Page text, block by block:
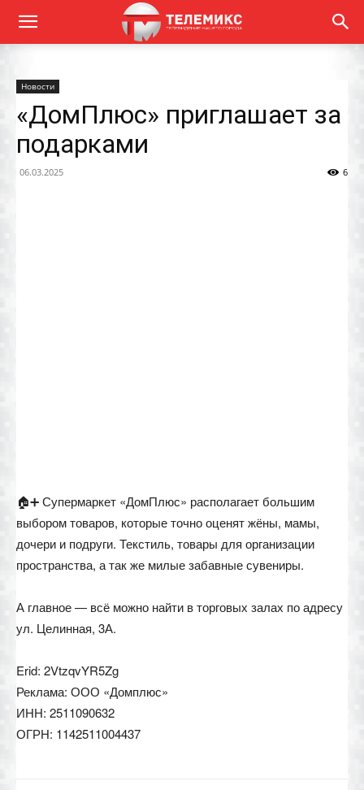
Новости
«ДомПлюс» приглашает за
подарками
06.03.2025 6
🏠➕ Супермаркет «ДомПлюс» располагает большим
выбором товаров, которые точно оценят жёны, мамы,
дочери и подруги. Текстиль, товары для организации
пространства, а так же милые забавные сувениры.
А главное — всё можно найти в торговых залах по адресу
ул. Целинная, 3А.
Erid: 2VtzqvYR5Zg
Реклама: ООО «Домплюс»
ИНН: 2511090632
ОГРН: 1142511004437